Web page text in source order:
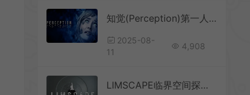
知觉(Perception)第一人称叙事恐怖冒险游戏|下载
2025-08-
11
4,908
LIMSCAPE临界空间探索者(LIMSCAPE THE LIMINAL SPACE EXPLORER)第一人称探索游戏|下载